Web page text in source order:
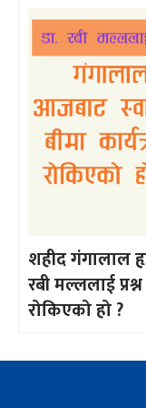
शहीद गंगालाल
रबी मल्ललाई
रोकिएको हो ?